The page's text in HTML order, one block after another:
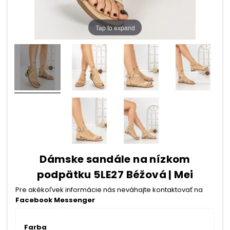
Tap to expand
Dámske sandále na nízkom
podpätku 5LE27 Béžová | Mei
Pre akékoľvek informácie nás neváhajte kontaktovať na
Facebook Messenger
Farba